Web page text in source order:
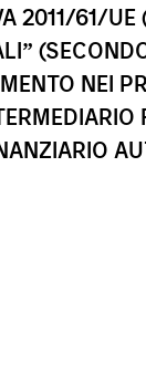
2011/61/
NEI